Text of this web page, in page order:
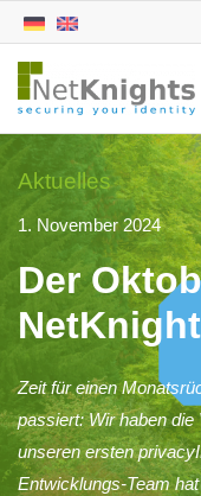
Aktuelles
1. November 2024
Der
Zeit für einen
passiert: Wir haben
unseren ersten
Entwicklungs-Team